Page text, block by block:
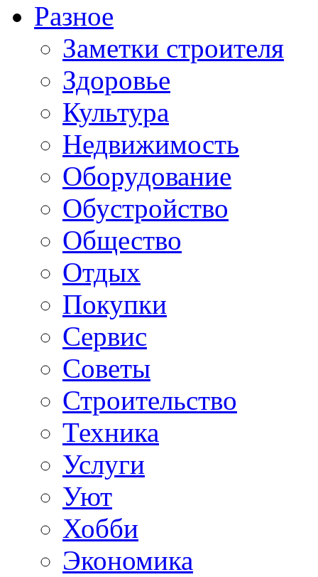
Разное
Заметки строителя
Здоровье
Культура
Недвижимость
Оборудование
Обустройство
Общество
Отдых
Покупки
Сервис
Советы
Строительство
Техника
Услуги
Уют
Хобби
Экономика